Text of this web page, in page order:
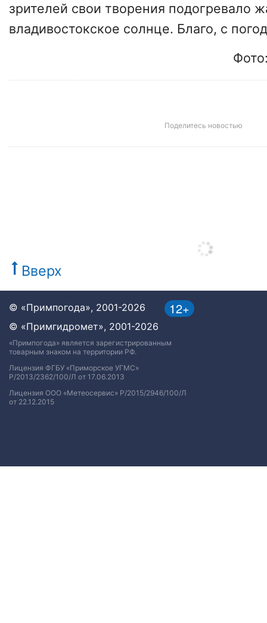
зрителей свои творения подогревало
владивостокское солнце. Благо, с
Поделитесь новостью
Вверх
12+
© «Примпогода», 2001-2026
© «Примгидромет», 2001-2026
«Примпогода» является зарегистрированным
товарным знаком на территории РФ.
Лицензия ФГБУ «Приморское УГМС»
Р/2013/2362/100/Л от 17.06.2013
Лицензия ООО «Метеосервис» Р/2015/2946/100/Л
от 22.12.2015